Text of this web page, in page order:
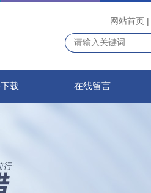
网站首页 |
载 在线留言